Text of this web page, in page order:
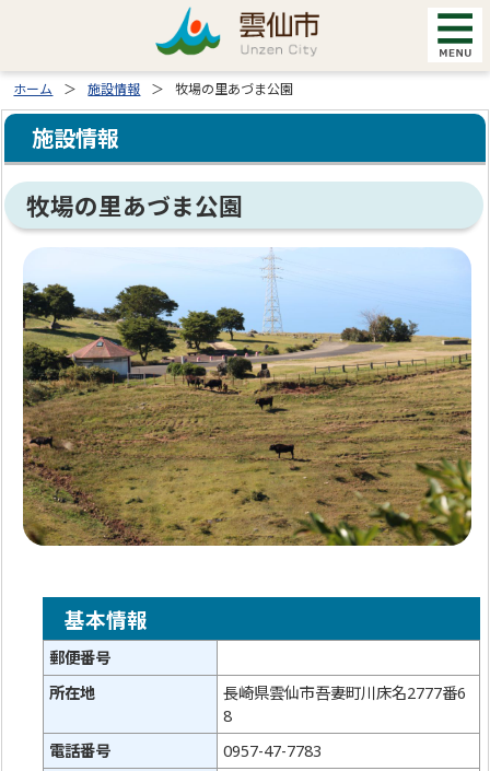
ホーム 施設情報 牧場の里あづま公園
施設情報
牧場の里あづま公園
基本情報
郵便番号
所在地
長崎県雲仙市吾妻町川床名2777番6
8
電話番号
0957-47-7783